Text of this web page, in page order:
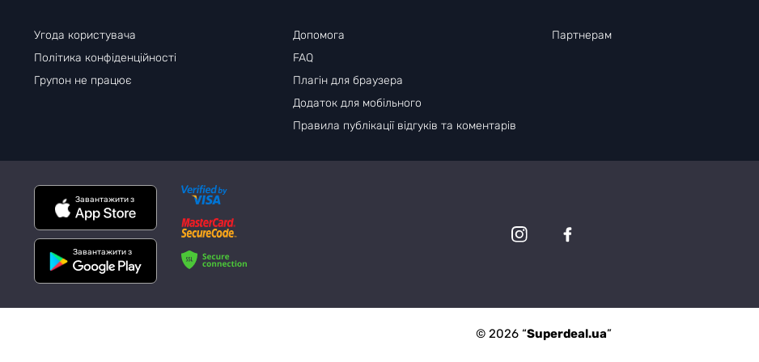
Угода користувача
Політика конфіденційності
Групон не працює
Допомога
FAQ
Плагін для браузера
Додаток для мобільного
Правила публікації відгуків та коментарів
Партнерам
Завантажити з
Завантажити з
© 2026 “Superdeal.ua”